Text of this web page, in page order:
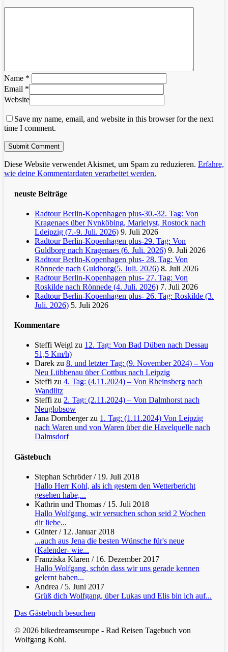
Name *
Email *
Website
Save my name, email, and website in this browser for the next
time I comment.
Diese Website verwendet Akismet, um Spam zu reduzieren. Erfahre,
wie deine Kommentardaten verarbeitet werden.
neuste Beiträge
Radtour Berlin-Kopenhagen plus-30.-32. Tag: Von
Kragenaes über Nynköbing, Marielyst, Rostock nach
Ldeipzig (7.-9. Juli. 2026) 9. Juli 2026
Radtour Berlin-Kopenhagen plus-29. Tag: Von
Guldborg nach Kragenaes (6. Juli. 2026) 9. Juli 2026
Radtour Berlin-Kopenhagen plus- 28. Tag: Von
Rönnede nach Guldborg(5. Juli. 2026) 8. Juli 2026
Radtour Berlin-Kopenhagen plus- 27. Tag: Von
Roskilde nach Rönnede (4. Juli. 2026) 7. Juli 2026
Radtour Berlin-Kopenhagen plus- 26. Tag: Roskilde (3.
Juli. 2026) 5. Juli 2026
Kommentare
Steffi Weigl zu 12. Tag: Von Bad Düben nach Dessau
51,5 Km/h)
Darek zu 8. und letzter Tag: (9. November 2024) – Von
Neu Lübbenau über Cottbus nach Leipzig
Steffi zu 4. Tag: (4.11.2024) – Von Rheinsberg nach
Wandlitz
Steffi zu 2. Tag: (2.11.2024) – Von Dalmhorst nach
Neuglobsow
Jana Dornbergerzu 1. Tag: (1.11.2024) Von Leipzig
nach Waren und von Waren über die Havelquelle nach
Dalmsdorf
Gästebuch
Stephan Schröder/ 19. Juli 2018
Hallo Herr Kohl, als ich gestern den Wetterbericht
gesehen habe,...
Kathrin und Thomas / 15. Juli 2018
Hallo Wolfgang, wir versuchen schon seid 2 Wochen
dir liebe...
Günter/ 12. Januar 2018
...auch aus Jena die besten Wünsche für's neue
(Kalender- wie...
Franziska Klaren / 16. Dezember 2017
Hallo Wolfgang, schön dass wir uns gerade kennen
gelernt haben...
Andrea / 5. Juni 2017
Grüß dich Wolfgang, über Lukas und Elis bin ich auf...
Das Gästebuch besuchen
© 2026 bikedreamseurope - Rad Reisen Tagebuch von
Wolfgang Kohl.